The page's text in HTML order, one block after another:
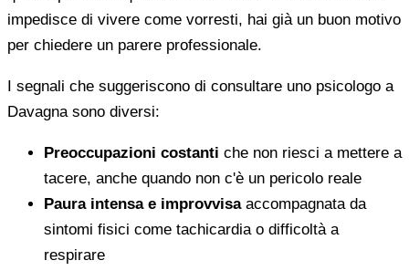
impedisce di vivere come vorresti, hai già un buon motivo
per chiedere un parere professionale.
I segnali che suggeriscono di consultare uno psicologo a
Davagna sono diversi:
Preoccupazioni costanti che non riesci a mettere a
tacere, anche quando non c'è un pericolo reale
Paura intensa e improvvisaaccompagnata da
sintomi fisici come tachicardia o difficoltà a
respirare